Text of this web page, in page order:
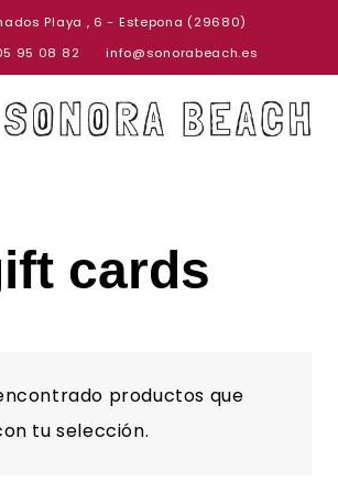
Playa , 6 - Estepona (29680)
95 08 82
info@sonorabeach.es
cards
productos que
tu selección.